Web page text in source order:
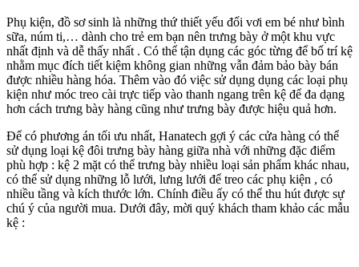
Phụ kiện, đồ sơ sinh là những thứ thiết yếu đối vơi em bé như bình
sữa, núm ti,… dành cho trẻ em bạn nên trưng bày ở một khu vực
nhất định và dễ thấy nhất . Có thể tận dụng các góc từng để bố trí kệ
nhằm mục đích tiết kiệm không gian những vẫn đảm bảo bày bán
được nhiều hàng hóa. Thêm vào đó việc sử dụng dụng các loại phụ
kiện như móc treo cài trực tiếp vào thanh ngang trên kệ để đa dạng
hơn cách trưng bày hàng cũng như trưng bày được hiệu quả hơn.
Để có phương án tối ưu nhất, Hanatech gợi ý các cửa hàng có thể
sử dụng loại kệ đôi trưng bày hàng giữa nhà với những đặc điểm
phù hợp : kệ 2 mặt có thể trưng bày nhiều loại sản phẩm khác nhau,
có thể sử dụng những lỗ lưới, lưng lưới để treo các phụ kiện , có
nhiều tầng và kích thước lớn. Chính điều ấy có thể thu hút được sự
chú ý của người mua. Dưới đây, mời quý khách tham khảo các mẫu
kệ :